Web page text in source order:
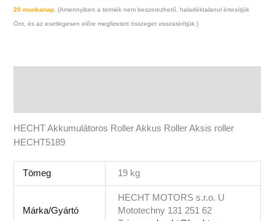
20 munkanap. (Amennyiben a termék nem beszerezhető, haladéktalanul értesítjük
Önt, és az esetlegesen előre megfizetett összeget visszatérítjük.)
HECHT Akkumulátoros Roller Akkus Roller Aksis roller
HECHT5189
Tömeg 19 kg
Márka/Gyártó
HECHT MOTORS s.r.o. U
Mototechny 131 251 62